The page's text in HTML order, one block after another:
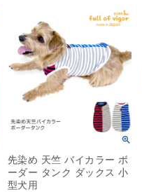
先染め 天竺 バイカラー ボ
ーダー タンク ダックス 小
型犬用